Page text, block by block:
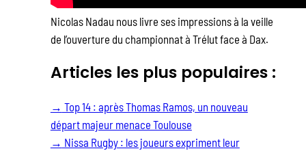
Nicolas Nadau nous livre ses impressions à la veille
de l’ouverture du championnat à Trélut face à Dax.
Articles les plus populaires :
→ Top 14 : après Thomas Ramos, un nouveau
départ majeur menace Toulouse
→ Nissa Rugby : les joueurs expriment leur